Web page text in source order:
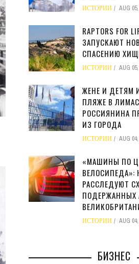
ИСТОРИИ AUG
RAPTORS FOR
ЗАПУСКАЮТ
СПАСЕНИЮ
ИСТОРИИ AUG
ЖЕНЕ И ДЕТЯМ
ПЛЯЖЕ В
РОССИЯНИНА
ИЗ ГОРОДА
ИСТОРИИ AUG
«МАШИНЫ ПО
ВЕЛОСИПЕДА»:
РАССЛЕДУЮТ
ПОДЕРЖАННЫХ
ИСТОРИИ AUG
БИЗНЕС